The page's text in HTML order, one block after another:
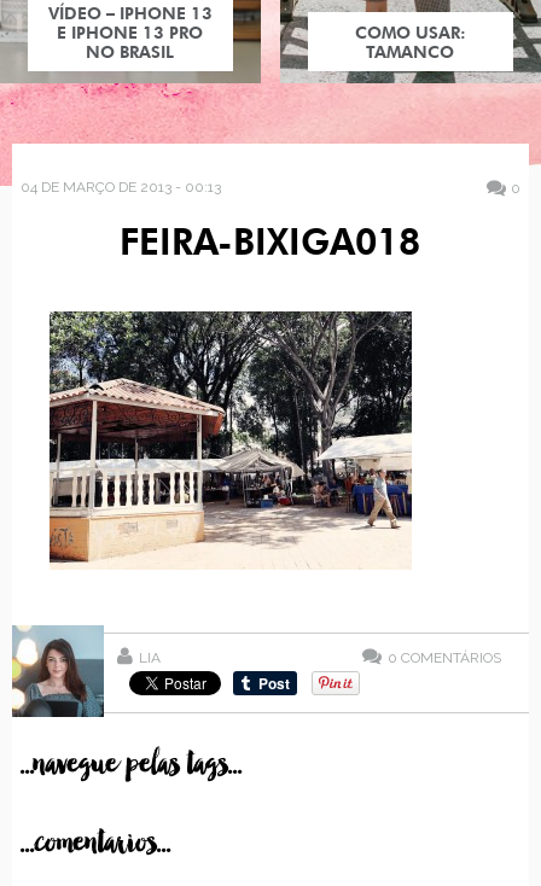
VÍDEO – IPHONE 13
E IPHONE 13 PRO
NO BRASIL
COMO USAR:
TAMANCO
04 DE MARÇO DE 2013 - 00:13 0
FEIRA-BIXIGA018
LIA 0 COMENTÁRIOS
...navegue pelas tags...
...comentarios...